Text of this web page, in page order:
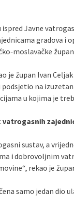
Javne
gradova
moslavačke
je župan Ivan
na
u kojima je
sustav, a
i dobrovoljnim
rekao je
samo jedan dio